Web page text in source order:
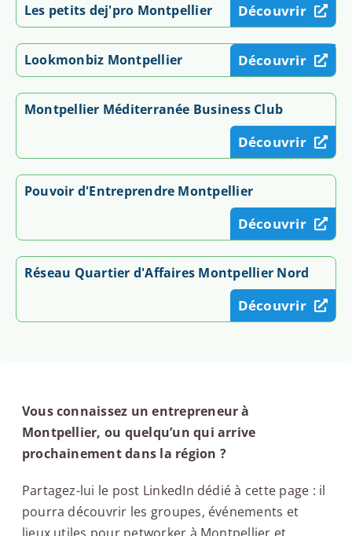
Les petits dej'pro Montpellier Découvrir
Lookmonbiz Montpellier Découvrir
Montpellier Méditerranée Business Club
Découvrir
Pouvoir d'Entreprendre Montpellier
Découvrir
Réseau Quartier d'Affaires Montpellier Nord
Découvrir
Vous connaissez un entrepreneur à
Montpellier, ou quelqu’un qui arrive
prochainement dans la région ?
Partagez-lui le post LinkedIn dédié à cette page : il
pourra découvrir les groupes, événements et
lieux utiles pour networker à Montpellier et